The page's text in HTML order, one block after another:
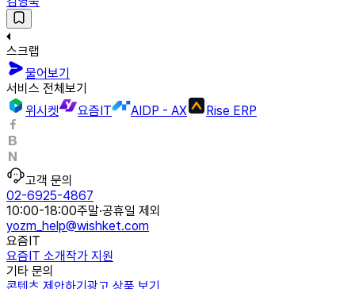
스크랩
물어보기
서비스 전체보기
위시켓
요즘IT AIDP - AX Rise ERP
고객 문의
02-6925-4867
10:00-18:00주말·공휴일 제외
yozm_help@wishket.com
요즘IT
요즘IT 소개작가 지원
기타 문의